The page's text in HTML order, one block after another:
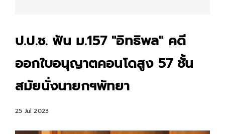
ป.ป.ช. ฟัน ม.157 "อิทธิพล" คดี
ออกใบอนุญาตคอนโดสูง 57 ชั้น
สมัยนั่งนายกฯพัทยา
25 Jul 2023